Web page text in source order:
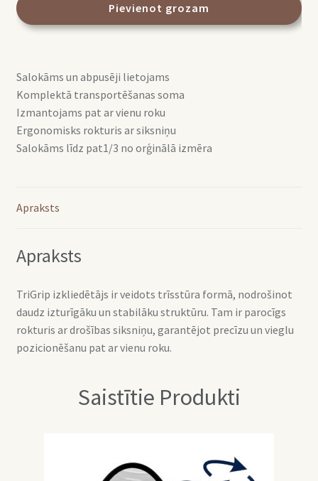
Gold/White
daudzums
Pievienot grozam
Salokāms un abpusēji lietojams
Komplektā transportēšanas soma
Izmantojams pat ar vienu roku
Ergonomisks rokturis ar siksniņu
Salokāms līdz pat1/3 no orģinālā izmēra
Apraksts
Apraksts
TriGrip izkliedētājs ir veidots trīsstūra formā, nodrošinot
daudz izturīgāku un stabilāku struktūru. Tam ir parocīgs
rokturis ar drošības siksniņu, garantējot precīzu un vieglu
pozicionēšanu pat ar vienu roku.
Saistītie Produkti